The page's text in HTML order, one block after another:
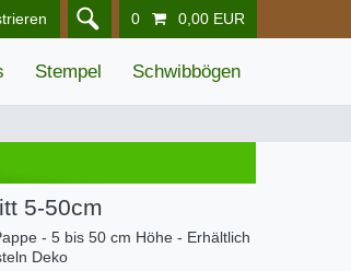
0 0,00 EUR
Stempel Schwibbögen
5-50cm
- 5 bis 50 cm Höhe - Erhältlich
Deko